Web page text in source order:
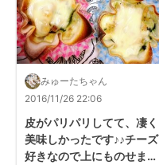
みゅーたちゃん
2016/11/26 22:06
皮がパリパリしてて、凄く
美味しかったです♪♪チーズ
好きなので上にものせまし